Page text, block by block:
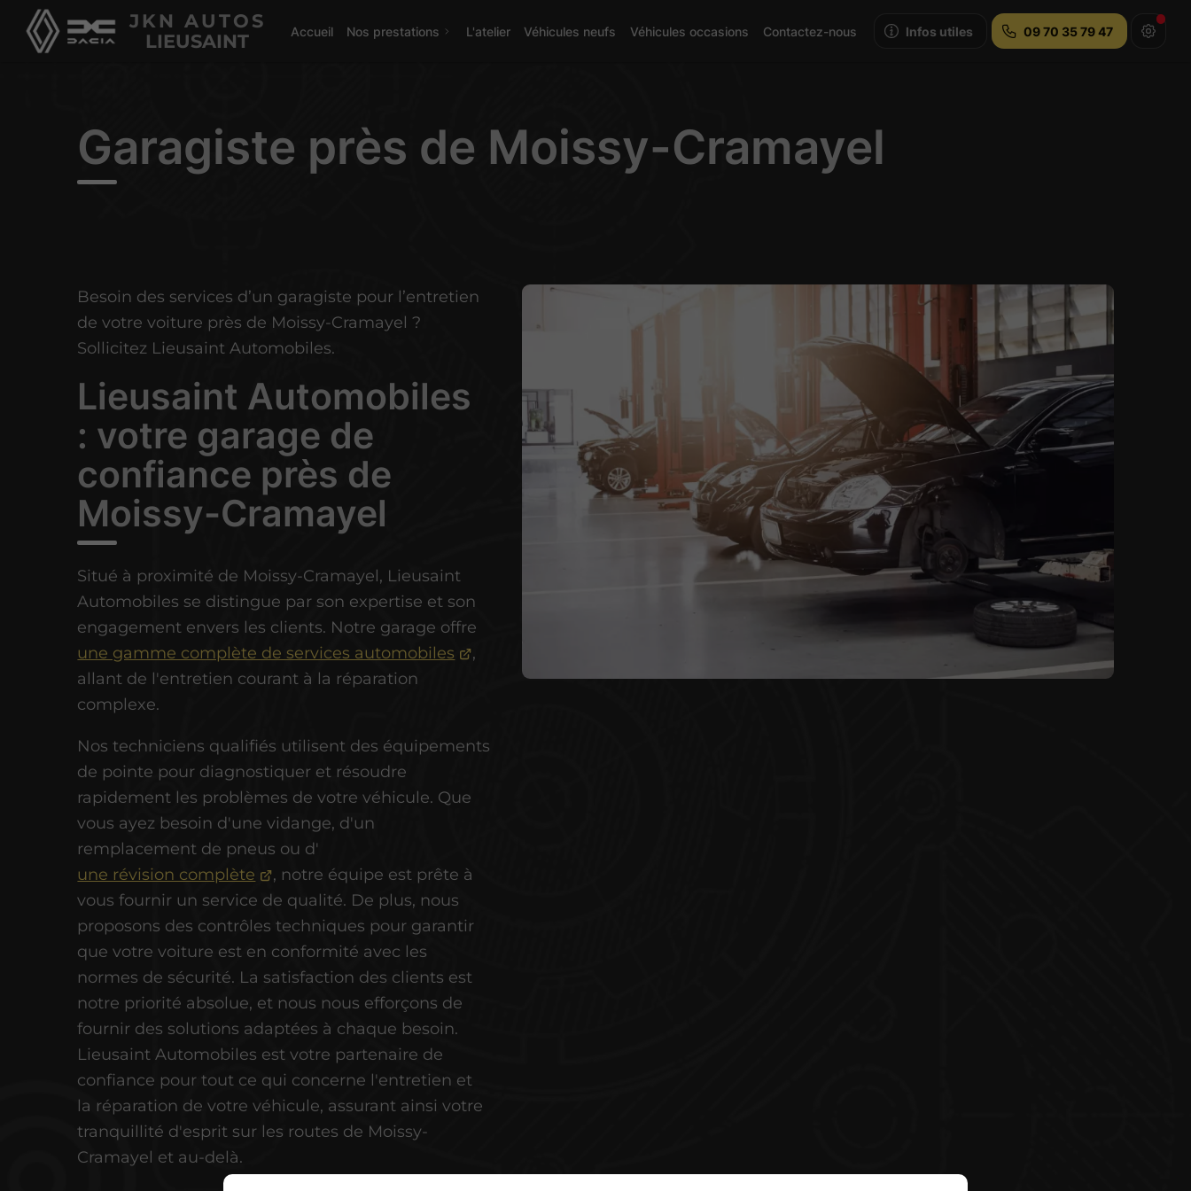
JKN AUTOS
LIEUSAINT
Accueil Nos prestations L'atelier Véhicules neufs Véhicules occasions Contactez-nous Infos utiles 09 70 35 79 47
Garagiste près de Moissy-Cramayel
Besoin des services d’un garagiste pour l’entretien
de votre voiture près de Moissy-Cramayel ?
Sollicitez Lieusaint Automobiles.
Lieusaint Automobiles
: votre garage de
confiance près de
Moissy-Cramayel
Situé à proximité de Moissy-Cramayel, Lieusaint
Automobiles se distingue par son expertise et son
engagement envers les clients. Notre garage offre
une gamme complète de services automobiles
,
allant de l'entretien courant à la réparation
complexe.
Nos techniciens qualifiés utilisent des équipements
de pointe pour diagnostiquer et résoudre
rapidement les problèmes de votre véhicule. Que
vous ayez besoin d'une vidange, d'un
remplacement de pneus ou d'
une révision complète
, notre équipe est prête à
vous fournir un service de qualité. De plus, nous
proposons des contrôles techniques pour garantir
que votre voiture est en conformité avec les
normes de sécurité. La satisfaction des clients est
notre priorité absolue, et nous nous efforçons de
fournir des solutions adaptées à chaque besoin.
Lieusaint Automobiles est votre partenaire de
confiance pour tout ce qui concerne l'entretien et
la réparation de votre véhicule, assurant ainsi votre
tranquillité d'esprit sur les routes de Moissy-
Cramayel et au-delà.